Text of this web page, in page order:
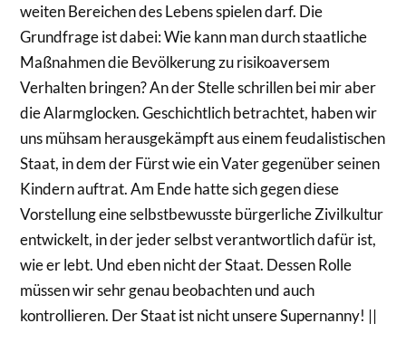
weiten Bereichen des Lebens spielen darf. Die
Grundfrage ist dabei: Wie kann man durch staatliche
Maßnahmen die Bevölkerung zu risikoaversem
Verhalten bringen? An der Stelle schrillen bei mir aber
die Alarmglocken. Geschichtlich betrachtet, haben wir
uns mühsam herausgekämpft aus einem feudalistischen
Staat, in dem der Fürst wie ein Vater gegenüber seinen
Kindern auftrat. Am Ende hatte sich gegen diese
Vorstellung eine selbstbewusste bürgerliche Zivilkultur
entwickelt, in der jeder selbst verantwortlich dafür ist,
wie er lebt. Und eben nicht der Staat. Dessen Rolle
müssen wir sehr genau beobachten und auch
kontrollieren. Der Staat ist nicht unsere Supernanny! ||